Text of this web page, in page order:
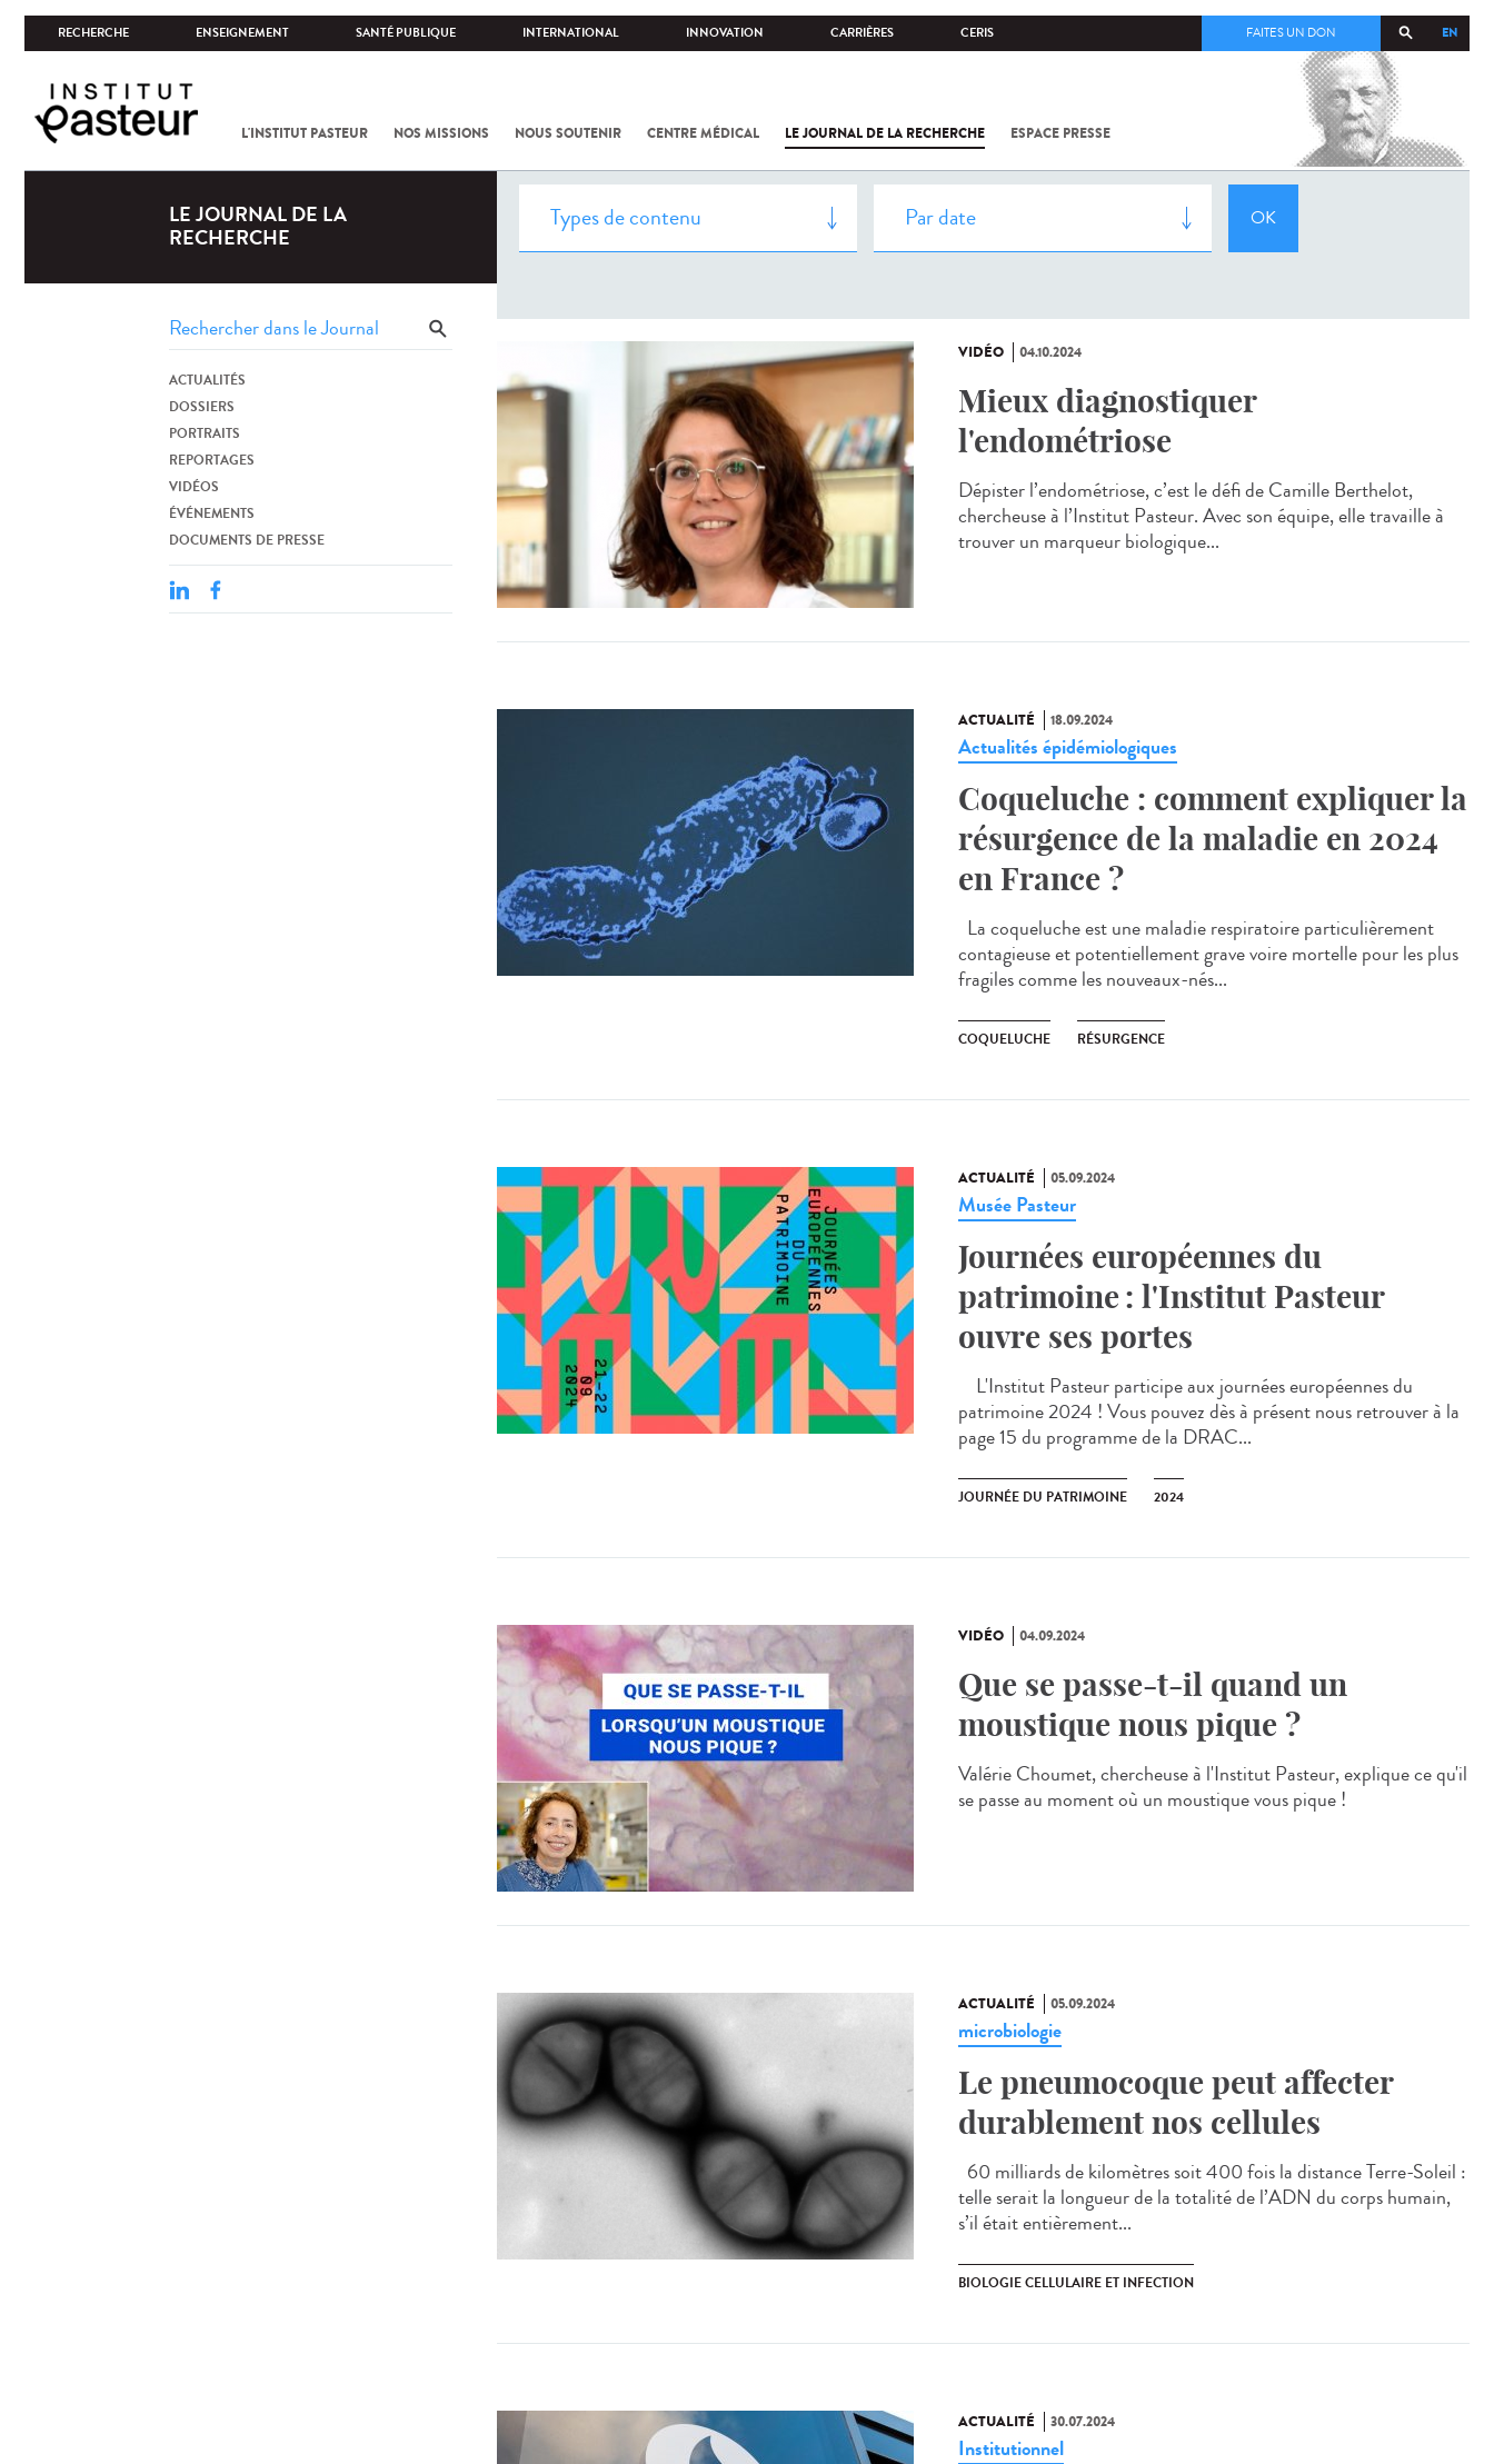
RECHERCHE ENSEIGNEMENT SANTÉ PUBLIQUE INTERNATIONAL INNOVATION CARRIÈRES CERIS EN
FAITES UN DON
L'INSTITUT PASTEUR NOS MISSIONS NOUS SOUTENIR CENTRE MÉDICAL LE JOURNAL DE LA RECHERCHE ESPACE PRESSE
COV-2 /
L'INSTITUT
PASTEUR
LE JOURNAL DE LA
RECHERCHE
ACTUALITÉS
DOSSIERS
PORTRAITS
REPORTAGES
VIDÉOS
ÉVÉNEMENTS
DOCUMENTS DE PRESSE
VIDÉO 04.10.2024
Mieux diagnostiquer
l'endométriose
Dépister l’endométriose, c’est le défi de Camille Berthelot,
chercheuse à l’Institut Pasteur. Avec son équipe, elle travaille à
trouver un marqueur biologique...
ACTUALITÉ 18.09.2024
Actualités épidémiologiques
Coqueluche : comment expliquer la
résurgence de la maladie en 2024
en France ?
La coqueluche est une maladie respiratoire particulièrement
contagieuse et potentiellement grave voire mortelle pour les plus
fragiles comme les nouveaux-nés...
COQUELUCHE RÉSURGENCE
ACTUALITÉ 05.09.2024
Musée Pasteur
Journées européennes du
patrimoine : l'Institut Pasteur
ouvre ses portes
L'Institut Pasteur participe aux journées européennes du
patrimoine 2024 ! Vous pouvez dès à présent nous retrouver à la
page 15 du programme de la DRAC...
JOURNÉE DU PATRIMOINE 2024
VIDÉO 04.09.2024
Que se passe-t-il quand un
moustique nous pique ?
Valérie Choumet, chercheuse à l'Institut Pasteur, explique ce qu'il
se passe au moment où un moustique vous pique !
ACTUALITÉ 05.09.2024
microbiologie
Le pneumocoque peut affecter
durablement nos cellules
60 milliards de kilomètres soit 400 fois la distance Terre-Soleil :
telle serait la longueur de la totalité de l’ADN du corps humain,
s’il était entièrement...
BIOLOGIE CELLULAIRE ET INFECTION
ACTUALITÉ 30.07.2024
Institutionnel